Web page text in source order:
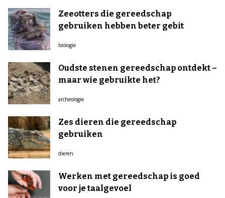
Zeeotters die gereedschap
gebruiken hebben beter gebit
biologie
Oudste stenen gereedschap ontdekt –
maar wie gebruikte het?
archeologie
Zes dieren die gereedschap
gebruiken
dieren
Werken met gereedschap is goed
voor je taalgevoel